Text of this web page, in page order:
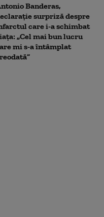
Banderas,
surpriză despre
care i-a schimbat
„Cel mai bun lucru
mi s-a întâmplat